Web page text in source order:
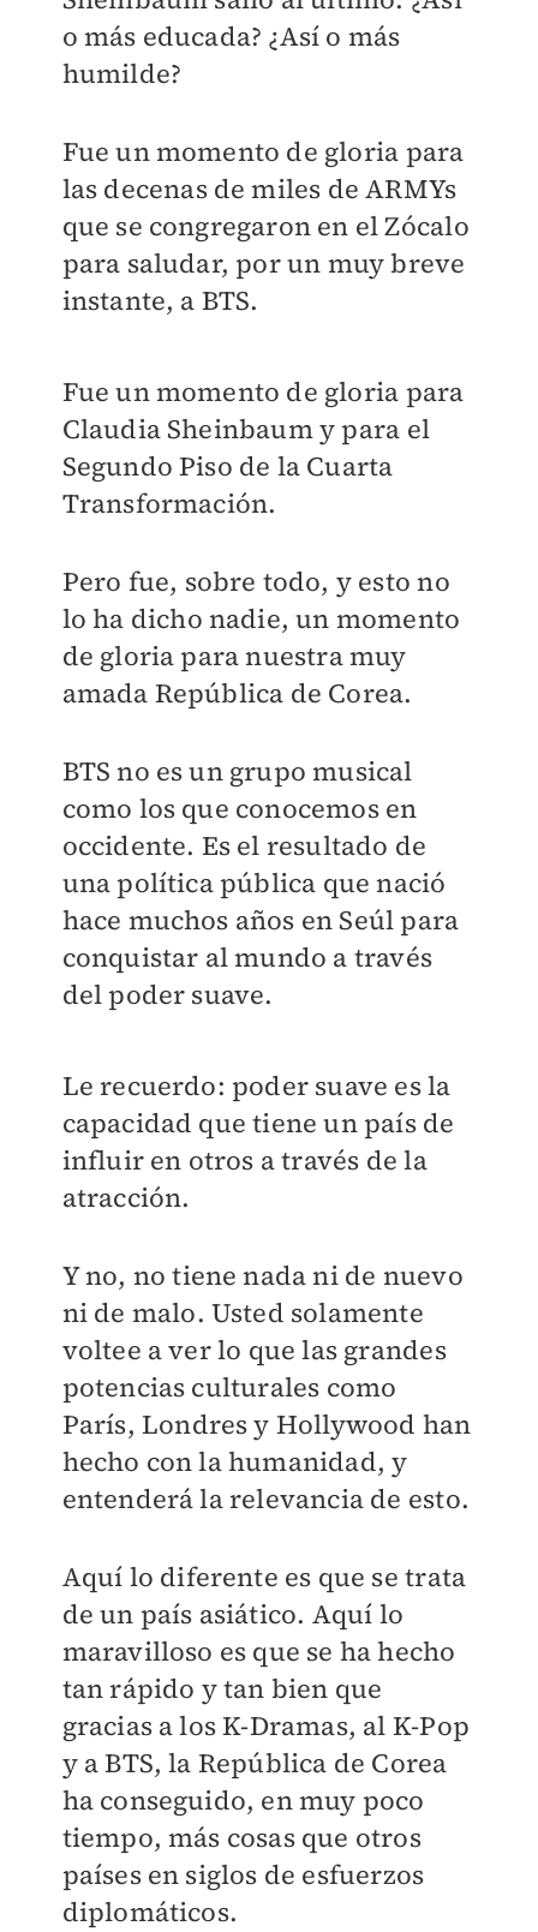
o más educada? ¿Así o más
humilde?
Fue un momento de gloria para
las decenas de miles de ARMYs
que se congregaron en el Zócalo
para saludar, por un muy breve
instante, a BTS.
Fue un momento de gloria para
Claudia Sheinbaum y para el
Segundo Piso de la Cuarta
Transformación.
Pero fue, sobre todo, y esto no
lo ha dicho nadie, un momento
de gloria para nuestra muy
amada República de Corea.
BTS no es un grupo musical
como los que conocemos en
occidente. Es el resultado de
una política pública que nació
hace muchos años en Seúl para
conquistar al mundo a través
del poder suave.
Le recuerdo: poder suave es la
capacidad que tiene un país de
influir en otros a través de la
atracción.
Y no, no tiene nada ni de nuevo
ni de malo. Usted solamente
voltee a ver lo que las grandes
potencias culturales como
París, Londres y Hollywood han
hecho con la humanidad, y
entenderá la relevancia de esto.
Aquí lo diferente es que se trata
de un país asiático. Aquí lo
maravilloso es que se ha hecho
tan rápido y tan bien que
gracias a los K-Dramas, al K-Pop
y a BTS, la República de Corea
ha conseguido, en muy poco
tiempo, más cosas que otros
países en siglos de esfuerzos
diplomáticos.